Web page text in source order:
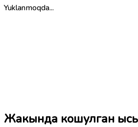
Yuklanmoqda...
Жакында кошулган